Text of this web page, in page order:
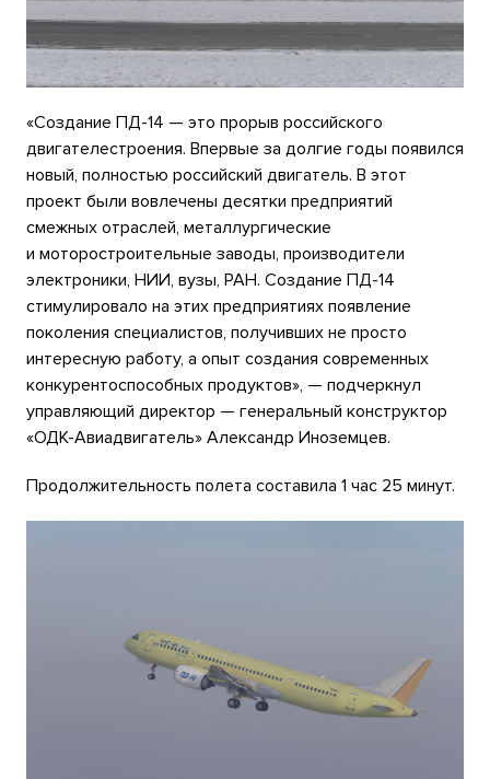
«Создание ПД-14 — это прорыв российского
двигателестроения. Впервые за долгие годы появился
новый, полностью российский двигатель. В этот
проект были вовлечены десятки предприятий
смежных отраслей, металлургические
и моторостроительные заводы, производители
электроники, НИИ, вузы, РАН. Создание ПД-14
стимулировало на этих предприятиях появление
поколения специалистов, получивших не просто
интересную работу, а опыт создания современных
конкурентоспособных продуктов», — подчеркнул
управляющий директор — генеральный конструктор
«ОДК-Авиадвигатель» Александр Иноземцев.
Продолжительность полета составила 1 час 25 минут.